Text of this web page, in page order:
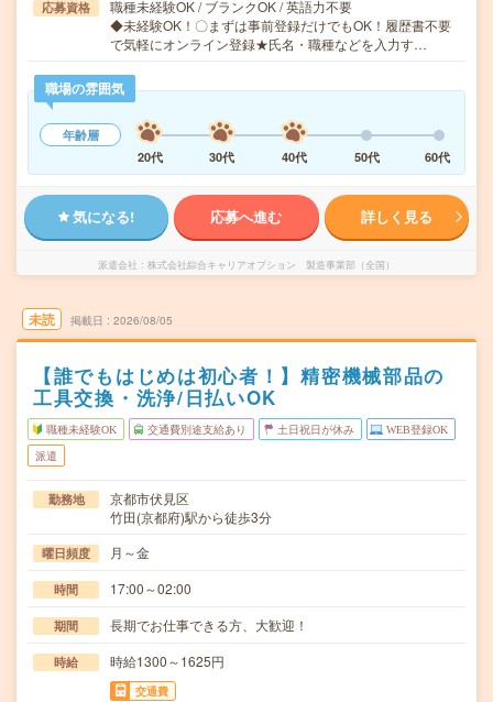
応募資格
職種未経験OK / ブランクOK / 英語力不要
◆未経験OK！〇まずは事前登録だけでもOK！履歴書不要
で気軽にオンライン登録★氏名・職種などを入力す…
職場の雰囲気
年齢層
20代
30代 40代 50代 60代
気になる! 応募へ進む 詳しく見る
派遣会社 株式会社綜合キャリアオプション 製造事業部（全国）
未読 掲載日 2026/08/05
【誰でもはじめは初心者！】精密機械部品の
工具交換・洗浄/日払いOK
職種未経験OK 交通費別途支給あり 土日祝日が休み WEB登録OK
派遣
勤務地
京都市伏見区
竹田(京都府)駅から徒歩3分
曜日頻度 月～金
時間 17:00～02:00
期間 長期でお仕事できる方、大歓迎！
時給 時給1300～1625円
交通費